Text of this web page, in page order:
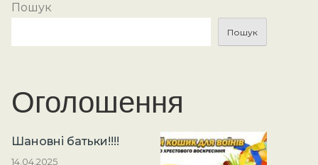
Пошук
Пошук
Оголошення
Шановні батьки!!!!
14.04.2025